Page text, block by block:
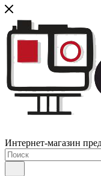
Интернет-магазин